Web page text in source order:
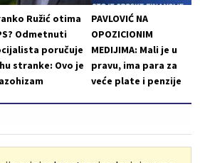
Ružić otima
Odmetnuti
poručuje
stranke: Ovo je
PAVLOVIĆ NA
OPOZICIONIM
MEDIJIMA: Mali je u
pravu, ima para za
veće plate i penzije